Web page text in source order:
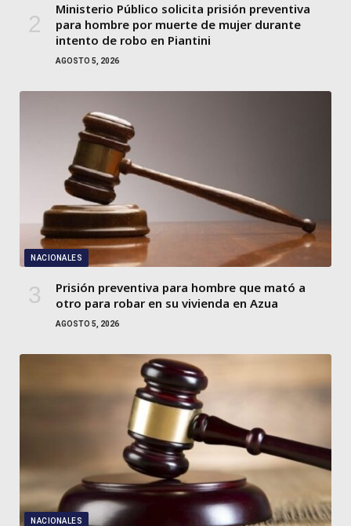
Ministerio Público solicita prisión preventiva
para hombre por muerte de mujer durante
intento de robo en Piantini
AGOSTO 5, 2026
NACIONALES
Prisión preventiva para hombre que mató a
otro para robar en su vivienda en Azua
AGOSTO 5, 2026
NACIONALES